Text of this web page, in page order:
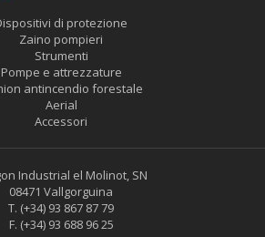
di protezione
Zaino pompieri
Strumenti
Pompe e attrezzature
antincendio forestale
Aerial
Accessori
Industrial el Molinot, SN
08471 Vallgorguina
T. (+34) 93 867 87 79
F. (+34) 93 688 96 25